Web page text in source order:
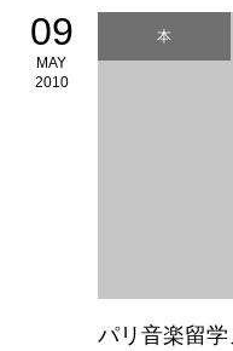
09
MAY
2010
本
パリ音楽留学